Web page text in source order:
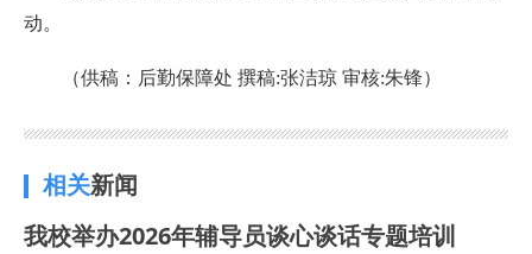
动。
（供稿：后勤保障处 撰稿:张洁琼 审核:朱锋）
相关新闻
我校举办2026年辅导员谈心谈话专题培训